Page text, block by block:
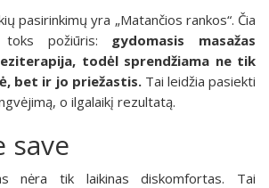
pasirinkimų yra „Matančios rankos“. Čia
toks požiūris: gydomasis masažas
todėl sprendžiama ne tik
bet ir jo priežastis. Tai leidžia pasiekti
o ilgalaikį rezultatą.
save
nėra tik laikinas diskomfortas. Tai